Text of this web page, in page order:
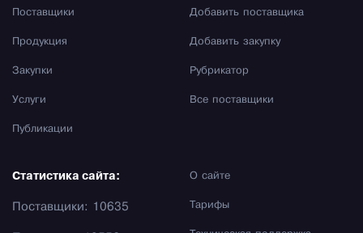
Поставщики
Продукция
Закупки
Услуги
Публикации
Добавить поставщика
Добавить закупку
Рубрикатор
Все поставщики
О сайте
Тарифы
Статистика сайта:
Поставщики: 10635